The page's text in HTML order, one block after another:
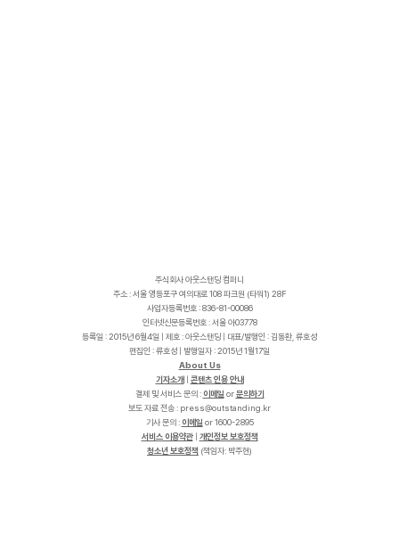
주식회사 아웃스탠딩 컴퍼니
주소 : 서울 영등포구 여의대로 108 파크원 (타워1) 28F
사업자등록번호 : 836-81-00086
인터넷신문등록번호 : 서울 아03778
등록일 : 2015년 6월4일 | 제호 : 아웃스탠딩 | 대표/발행인 : 김동환, 류호성
편집인 : 류호성 | 발행일자 : 2015년 1월17일
About Us
기자소개
콘텐츠 인용 안내
결제 및 서비스 문의 : 이메일 or문의하기
보도 자료 전송 :
r
k
.
g
n
i
d
n
a
t
s
t
u
o
@
s
s
e
r
p
기사 문의 : 이메일 or 1600-2895
서비스 이용약관| 개인정보 보호정책
청소년 보호정책 (책임자: 박주현)